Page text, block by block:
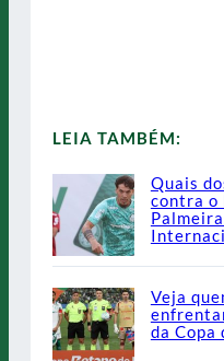
LEIA TAMBÉM:
Quais
contra o
Veja
da Copa